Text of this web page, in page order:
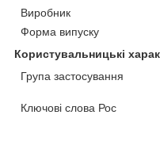
Виробник
Форма випуску
Користувальницькі
Група застосування
Ключові слова Рос